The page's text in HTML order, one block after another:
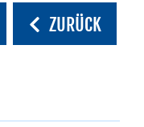
ZURÜCK